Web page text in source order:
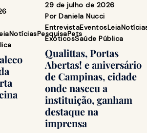
NotíciasPesquisaPets
29 de julho de 2026
Por Daniela Nucci
EntrevistaEventosLeia
ExóticosSaúde Pública
Qualittas, Portas
Abertas! e aniversário
de Campinas, cidade
onde nasceu a
instituição, ganham
destaque na
imprensa